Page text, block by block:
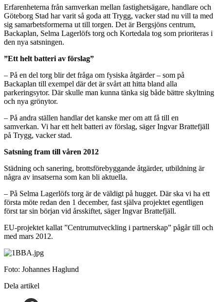
Erfarenheterna från samverkan mellan fastighetsägare, handlare och
Göteborg Stad har varit så goda att Trygg, vacker stad nu vill ta med
sig samarbetsformerna ut till torgen. Det är Bergsjöns centrum,
Backaplan, Selma Lagerlöfs torg och Kortedala tog som prioriteras i
den nya satsningen.
”Ett helt batteri av förslag”
– På en del torg blir det fråga om fysiska åtgärder – som på
Backaplan till exempel där det är svårt att hitta bland alla
parkeringsytor. Där skulle man kunna tänka sig både bättre skyltning
och nya grönytor.
– På andra ställen handlar det kanske mer om att få till en
samverkan. Vi har ett helt batteri av förslag, säger Ingvar Brattefjäll
på Trygg, vacker stad.
Satsning fram till våren 2012
Städning och sanering, brottsförebyggande åtgärder, utbildning är
några av insatserna som kan bli aktuella.
– På Selma Lagerlöfs torg är de väldigt på hugget. Där ska vi ha ett
första möte redan den 1 december, fast själva projektet egentligen
först tar sin början vid årsskiftet, säger Ingvar Brattefjäll.
EU-projektet kallat ”Centrumutveckling i partnerskap” pågår till och
med mars 2012.
Foto: Johannes Haglund
Dela artikel